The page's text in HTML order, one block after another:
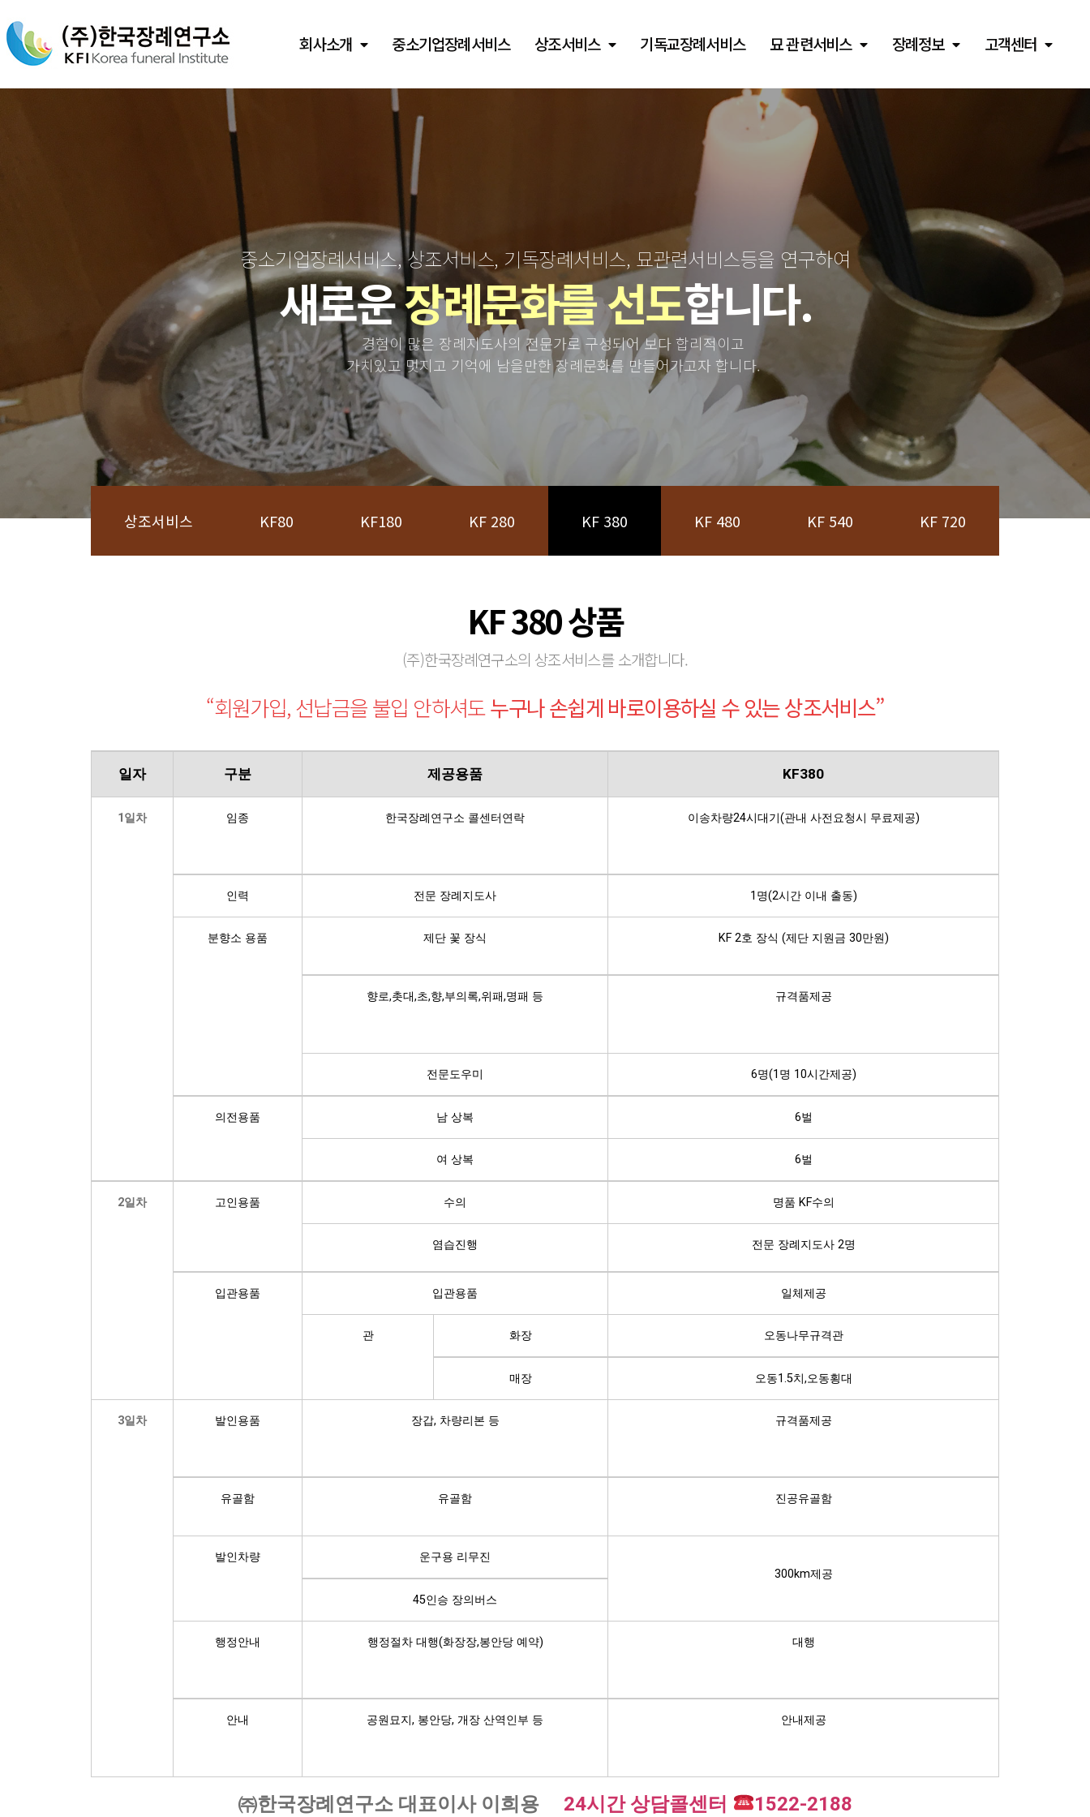
회사소개 중소기업장례서비스 상조서비스 기독교장례서비스 묘 관련서비스 장례정보 고객센터
중소기업장례서비스, 상조서비스, 기독장례서비스, 묘관련서비스등을 연구하여
새로운장례문화를 선도합니다.
경험이 많은 장례지도사의 전문가로 구성되어 보다 합리적이고
가치있고 멋지고 기억에 남을만한 장례문화를 만들어가고자 합니다.
상조서비스 KF80 KF180 KF 280 KF 380 KF 480 KF 540 KF 720
KF 380 상품
(주)한국장례연구소의 상조서비스를 소개합니다.
“회원가입, 선납금을 불입 안하셔도누구나 손쉽게 바로이용하실 수 있는 상조서비스”
일자 구분 제공용품 KF380
1일차 임종 한국장례연구소 콜센터연락 이송차량24시대기(관내 사전요청시 무료제공)
인력 전문 장례지도사 1명(2시간 이내 출동)
분향소 용품 제단 꽃 장식 KF 2호 장식 (제단 지원금 30만원)
향로,촛대,초,향,부의록,위패,명패 등 규격품제공
전문도우미 6명(1명 10시간제공)
의전용품 남 상복 6벌
여 상복 6벌
2일차 고인용품 수의 명품 KF수의
염습진행 전문 장례지도사 2명
입관용품 입관용품 일체제공
관 화장 오동나무규격관
매장 오동1.5치,오동횡대
3일차 발인용품 장갑, 차량리본 등 규격품제공
유골함 유골함 진공유골함
발인차량
운구용 리무진
300km제공
45인승 장의버스
행정안내 행정절차 대행(화장장,봉안당 예약) 대행
안내 공원묘지, 봉안당, 개장 산역인부 등 안내제공
㈜한국장례연구소 대표이사 이희용 24시간 상담콜센터 1522-2188